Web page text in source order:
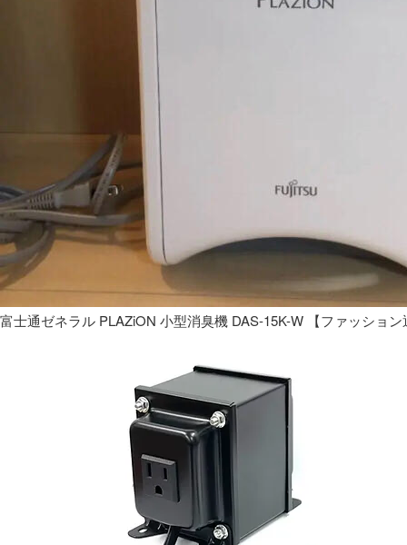
富士通ゼネラル PLAZiON 小型消臭機 DAS-15K-W 【ファッション